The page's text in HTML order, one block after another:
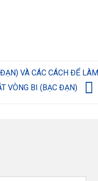
VÀ CÁC CÁCH ĐỂ LÀM
VÒNG BI (BẠC ĐẠN)